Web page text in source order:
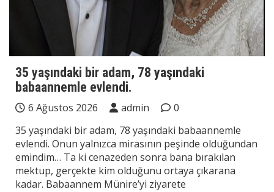
35 yaşındaki bir adam, 78 yaşındaki
babaannemle evlendi.
6 Ağustos 2026 admin
0
35 yaşındaki bir adam, 78 yaşındaki babaannemle
evlendi. Onun yalnızca mirasının peşinde olduğundan
emindim… Ta ki cenazeden sonra bana bırakılan
mektup, gerçekte kim olduğunu ortaya çıkarana
kadar. Babaannem Münire’yi ziyarete